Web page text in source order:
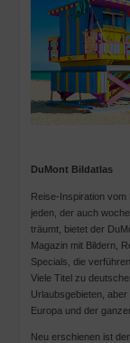
DuMont Bildatlas
Reise-Inspiration vom
jeden, der auch
träumt, bietet der
Magazin mit Bildern,
Specials, die
Viele Titel zu
Urlaubsgebieten,
Europa und der
Neu erschienen ist